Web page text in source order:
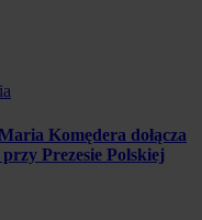
Komędera dołącza
Prezesie Polskiej